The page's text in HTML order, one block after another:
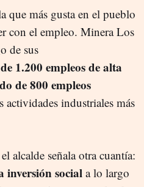
que más gusta en el pueblo
con el empleo. Minera Los
de sus
1.200 empleos de alta
de 800 empleos
actividades industriales más
alcalde señala otra cuantía:
inversión social a lo largo